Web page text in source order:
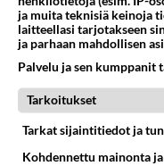
LUETUIMMAT
PÄIVÄ VIIKKO
Mitä tuot pöytään
ja muita teknisiä keinoja
laitteellasi tarjotakseen
ja parhaan mahdollisen
Palvelu ja sen kumppanit
Tarkoitukset
Tarkat sijaintitiedot ja
Kohdennettu mainonta